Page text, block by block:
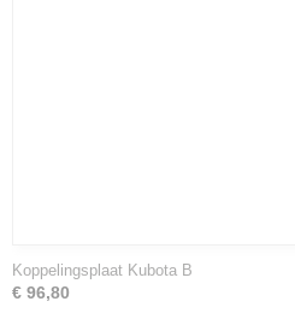
Koppelingsplaat Kubota B
€ 96,80